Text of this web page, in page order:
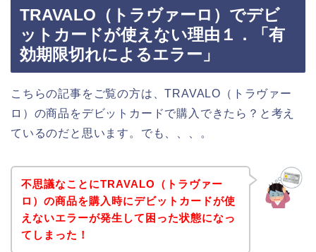
TRAVALO（トラヴァーロ）でデビ
ットカードが使えない理由１．「有
効期限切れによるエラー」
こちらの記事をご覧の方は、TRAVALO（トラヴァー
ロ）の商品をデビットカードで購入できたら？と考え
ているのだと思います。でも、、、。
不思議なことにTRAVALO（トラヴァー
ロ）の商品を購入時にデビットカードが使
えないエラーが発生して困った状態になっ
てしまった！